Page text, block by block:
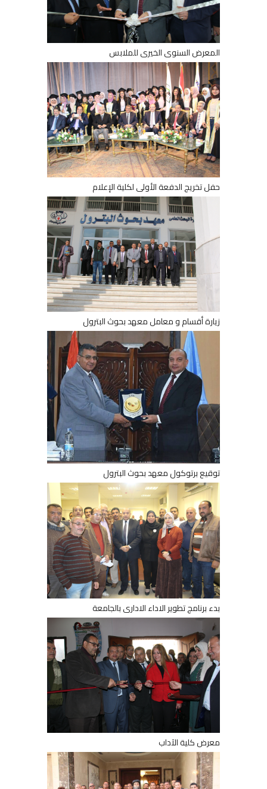
المعرض السنوى الخيرى للملابس
حفل تخريج الدفعة الأولى لكلية الإعلام
زيارة أقسام و معامل معهد بحوث البترول
توقيع برتوكول معهد بحوث البترول
بدء برنامج تطوير الاداء الادارى بالجامعة
معرض كلية الآداب